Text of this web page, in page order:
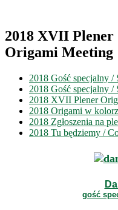
2018 XVII
Origami Meeting
2018 Gość specjalny /
2018 Gość specjalny /
2018 XVII Plener
2018 Origami w
2018 Zgłoszenia na
2018 Tu będziemy /
gość